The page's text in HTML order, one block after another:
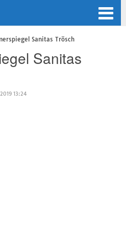
Sanitas Trösch
Sanitas
13:24